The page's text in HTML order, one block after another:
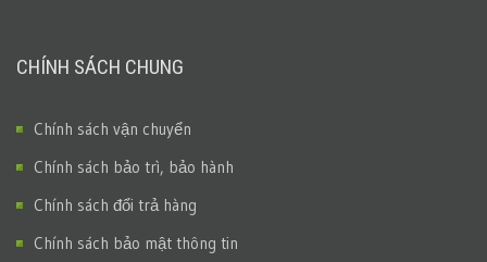
CHÍNH SÁCH CHUNG
Chính sách vận chuyển
Chính sách bảo trì, bảo hành
Chính sách đổi trả hàng
Chính sách bảo mật thông tin